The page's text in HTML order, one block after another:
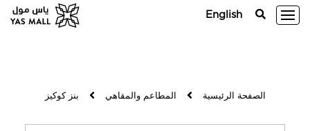
English
الصفحة الرئيسية المطاعم والمقاهي بنز كوكيز